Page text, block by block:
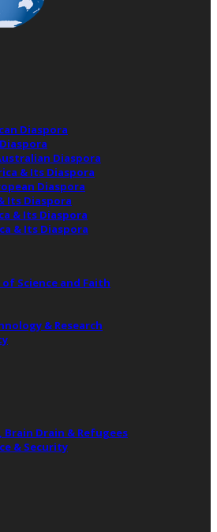
Diaspora
Diaspora
& Its Diaspora
Diaspora
Its Diaspora
& Its Diaspora
& Its Diaspora
Science and Faith
& Research
Drain & Refugees
& Security